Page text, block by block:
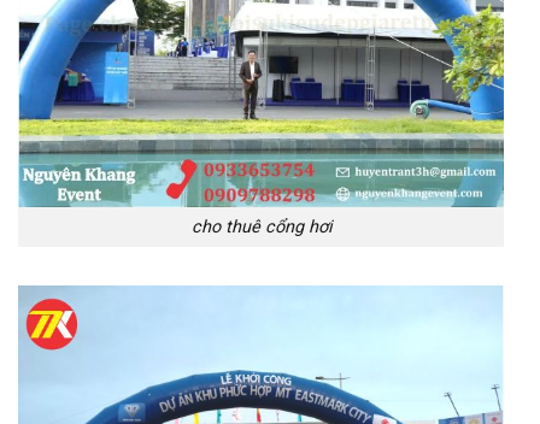
cho thuê cổng hơi